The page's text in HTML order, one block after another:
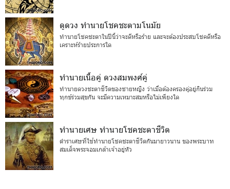
ดูดวง ทำนายโชคชะตามโนมัย
ทำนายโชคชะตาในปีนี้ว่าจะดีหรือร้าย และจะต้องประสบโชคดีหรือ
เคราะห์ร้ายประการใด
ทำนายเนื้อคู่ ดวงสมพงศ์คู่
ทำนายดวงชะตาชีวิตของชายหญิง ว่าเมื่อต้องครองคู่อยู่กินร่วม
ทุกข์ร่วมสุขกัน จะมีความเหมาะสมหรือไม่เพียงใด
ทำนายเศษ ทำนายโชคชะตาชีวิต
ตำราเศษที่ใช้ทำนายโชคชะตาชีวิตกันมายาวนาน ของพระบาท
สมเด็จพระจอมเกล้าเจ้าอยู่หัว